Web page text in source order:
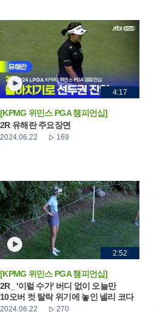
4:17
[KPMG 위민스 PGA 챔피언십]
2R 유해란 주요장면
2024.06.22 169
2:52
[KPMG 위민스 PGA 챔피언십]
2R_ '이럴 수가' 버디 없이 오늘만
10오버 컷 탈락 위기에 놓인 넬리 코다
2024.06.22 270